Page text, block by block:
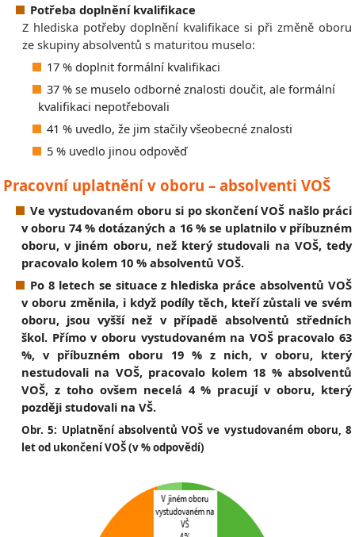
Potřeba doplnění kvalifikace
Z hlediska potřeby doplnění kvalifikace si při změně oboru
ze skupiny absolventů s maturitou muselo:
17 % doplnit formální kvalifikaci
37 % se muselo odborné znalosti doučit, ale formální
kvalifikaci nepotřebovali
41 % uvedlo, že jim stačily všeobecné znalosti
5 % uvedlo jinou odpověď
Pracovní uplatnění v oboru – absolventi VOŠ
Ve vystudovaném oboru si po skončení VOŠ našlo práci
v oboru 74 % dotázaných a 16 % se uplatnilo v příbuzném
oboru, v jiném oboru, než který studovali na VOŠ, tedy
pracovalo kolem 10 % absolventů VOŠ.
Po 8 letech se situace z hlediska práce absolventů VOŠ
v oboru změnila, i když podíly těch, kteří zůstali ve svém
oboru, jsou vyšší než v případě absolventů středních
škol. Přímo v oboru vystudovaném na VOŠ pracovalo 63
%, v příbuzném oboru 19 % z nich, v oboru, který
nestudovali na VOŠ, pracovalo kolem 18 % absolventů
VOŠ, z toho ovšem necelá 4 % pracují v oboru, který
později studovali na VŠ.
Obr. 5: Uplatnění absolventů VOŠ ve vystudovaném oboru, 8
let od ukončení VOŠ (v % odpovědí)